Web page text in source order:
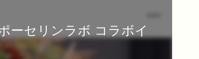
ーセリンラボ コラボイ